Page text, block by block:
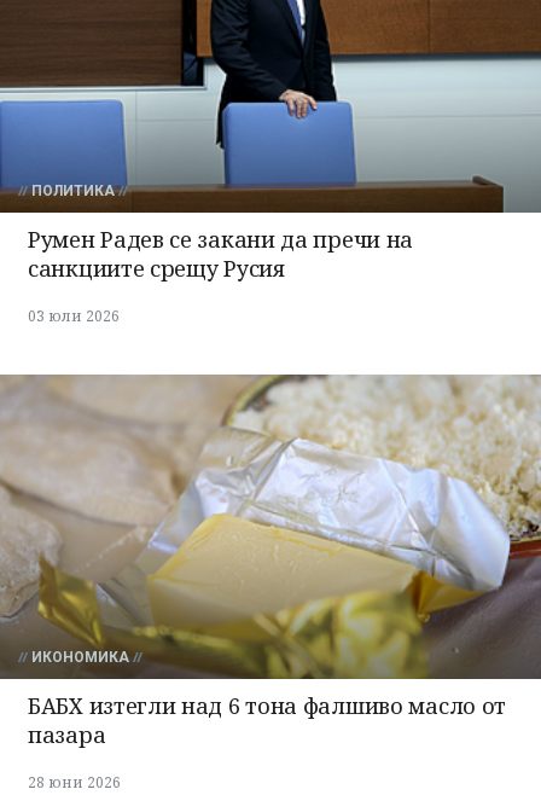
ПОЛИТИКА
Румен Радев се закани да пречи на
санкциите срещу Русия
03 юли 2026
ИКОНОМИКА
БАБХ изтегли над 6 тона фалшиво масло от
пазара
28 юни 2026